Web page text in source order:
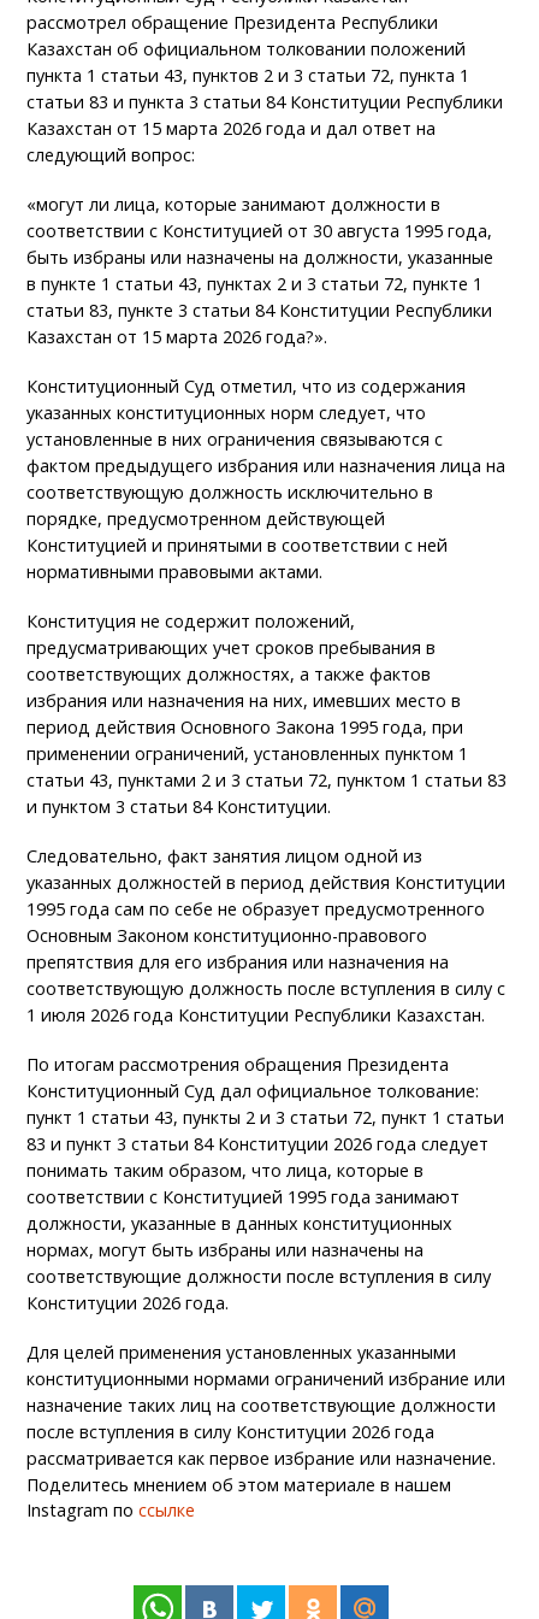
рассмотрел обращение Президента Республики
Казахстан об официальном толковании положений
пункта 1 статьи 43, пунктов 2 и 3 статьи 72, пункта 1
статьи 83 и пункта 3 статьи 84 Конституции Республики
Казахстан от 15 марта 2026 года и дал ответ на
следующий вопрос:
«могут ли лица, которые занимают должности в
соответствии с Конституцией от 30 августа 1995 года,
быть избраны или назначены на должности, указанные
в пункте 1 статьи 43, пунктах 2 и 3 статьи 72, пункте 1
статьи 83, пункте 3 статьи 84 Конституции Республики
Казахстан от 15 марта 2026 года?».
Конституционный Суд отметил, что из содержания
указанных конституционных норм следует, что
установленные в них ограничения связываются с
фактом предыдущего избрания или назначения лица на
соответствующую должность исключительно в
порядке, предусмотренном действующей
Конституцией и принятыми в соответствии с ней
нормативными правовыми актами.
Конституция не содержит положений,
предусматривающих учет сроков пребывания в
соответствующих должностях, а также фактов
избрания или назначения на них, имевших место в
период действия Основного Закона 1995 года, при
применении ограничений, установленных пунктом 1
статьи 43, пунктами 2 и 3 статьи 72, пунктом 1 статьи 83
и пунктом 3 статьи 84 Конституции.
Следовательно, факт занятия лицом одной из
указанных должностей в период действия Конституции
1995 года сам по себе не образует предусмотренного
Основным Законом конституционно-правового
препятствия для его избрания или назначения на
соответствующую должность после вступления в силу с
1 июля 2026 года Конституции Республики Казахстан.
По итогам рассмотрения обращения Президента
Конституционный Суд дал официальное толкование:
пункт 1 статьи 43, пункты 2 и 3 статьи 72, пункт 1 статьи
83 и пункт 3 статьи 84 Конституции 2026 года следует
понимать таким образом, что лица, которые в
соответствии с Конституцией 1995 года занимают
должности, указанные в данных конституционных
нормах, могут быть избраны или назначены на
соответствующие должности после вступления в силу
Конституции 2026 года.
Для целей применения установленных указанными
конституционными нормами ограничений избрание или
назначение таких лиц на соответствующие должности
после вступления в силу Конституции 2026 года
рассматривается как первое избрание или назначение.
Поделитесь мнением об этом материале в нашем
Instagram поссылке